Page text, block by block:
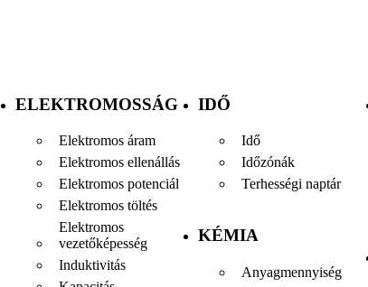
ELEKTROMOSSÁG
Elektromos áram
Elektromos ellenállás
Elektromos potenciál
Elektromos töltés
Elektromos
vezetőképesség
Induktivitás
IDŐ
Idő
Időzónák
Terhességi naptár
KÉMIA
Anyagmennyiség